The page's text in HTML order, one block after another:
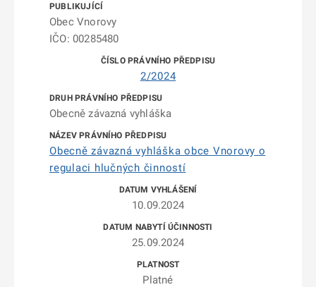
Obec Vnorovy
IČO: 00285480
2/2024
Obecně závazná vyhláška
Obecně závazná vyhláška obce Vnorovy o
regulaci hlučných činností
10.09.2024
25.09.2024
Platné